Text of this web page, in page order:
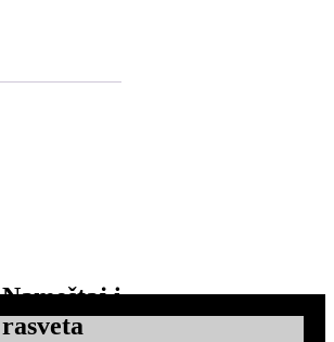
Nameštaj i
rasveta